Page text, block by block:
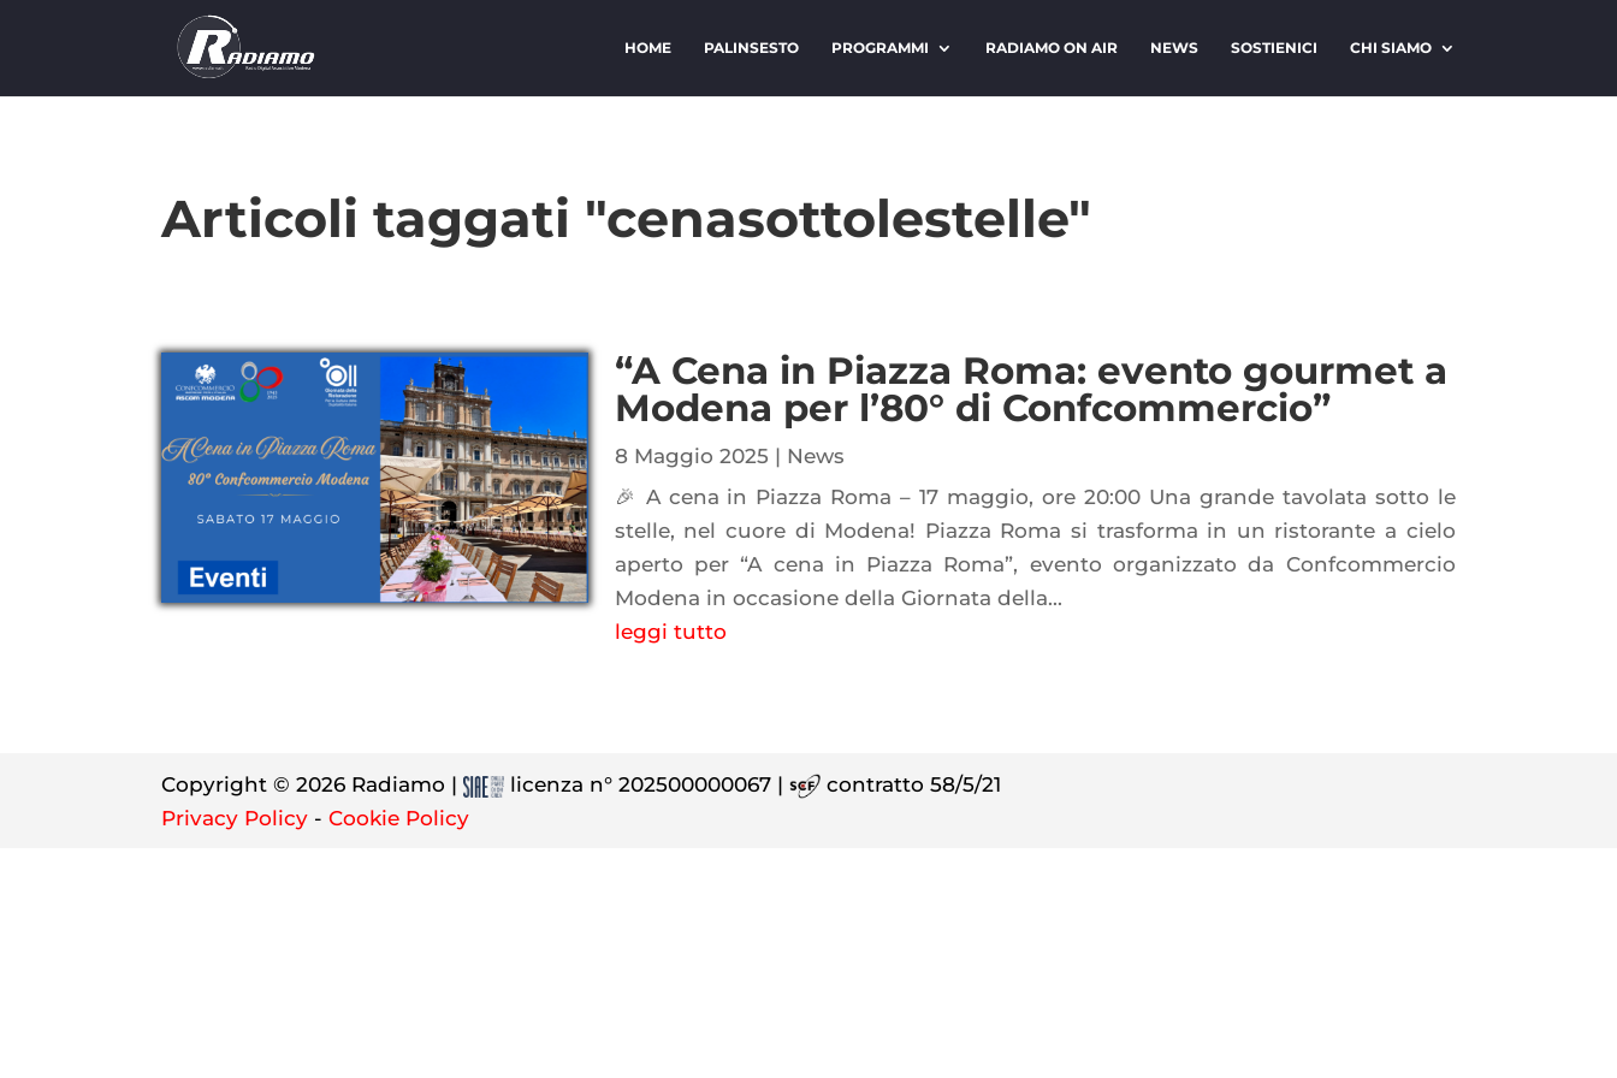
HOME PALINSESTO PROGRAMMI RADIAMO ON AIR NEWS SOSTIENICI CHI SIAMO
Articoli taggati "cenasottolestelle"
“A Cena in Piazza Roma: evento gourmet a
Modena per l’80° di Confcommercio”
8 Maggio 2025 | News
🎉 A cena in Piazza Roma – 17 maggio, ore 20:00 Una grande tavolata sotto le
stelle, nel cuore di Modena! Piazza Roma si trasforma in un ristorante a cielo
aperto per “A cena in Piazza Roma”, evento organizzato da Confcommercio
Modena in occasione della Giornata della...
leggi tutto
Copyright © 2026 Radiamo | licenza n° 202500000067 |
contratto 58/5/21
Privacy Policy -Cookie Policy